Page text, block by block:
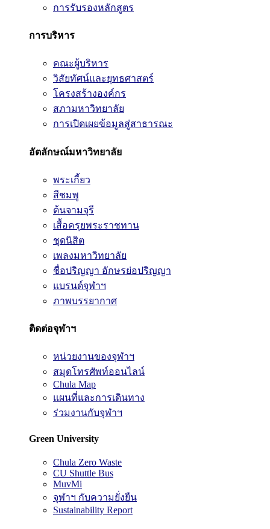
การรับรองหลักสูตร
การบริหาร
คณะผู้บริหาร
วิสัยทัศน์และยุทธศาสตร์
โครงสร้างองค์กร
สภามหาวิทยาลัย
การเปิดเผยข้อมูลสู่สาธารณะ
อัตลักษณ์มหาวิทยาลัย
พระเกี้ยว
สีชมพู
ต้นจามจุรี
เสื้อครุยพระราชทาน
ชุดนิสิต
เพลงมหาวิทยาลัย
ชื่อปริญญา อักษรย่อปริญญา
แบรนด์จุฬาฯ
ภาพบรรยากาศ
ติดต่อจุฬาฯ
หน่วยงานของจุฬาฯ
สมุดโทรศัพท์ออนไลน์
Chula Map
แผนที่และการเดินทาง
ร่วมงานกับจุฬาฯ
Green University
Chula Zero Waste
CU Shuttle Bus
MuvMi
จุฬาฯ กับความยั่งยืน
Sustainability Report